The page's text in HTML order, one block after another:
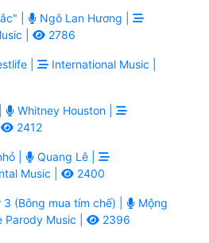
|
Ngô Lan Hương |
|
2786
|
International Music |
Whitney Houston |
2412
|
Quang Lê |
Music |
2400
(Bông mua tím chế) |
Mộng
Parody Music | 2396